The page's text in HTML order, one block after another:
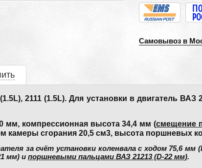
Самовывоз в
2111 (1.5L). Для установки в двигатель ВАЗ
мм, компрессионная высота 34,4 мм (смещение
камеры сгорания 20,5 см3, высота поршневых
за счёт установки коленвала с ходом 75,6 мм
мм) и поршневыми пальцами ВАЗ 21213 (D-22 мм).